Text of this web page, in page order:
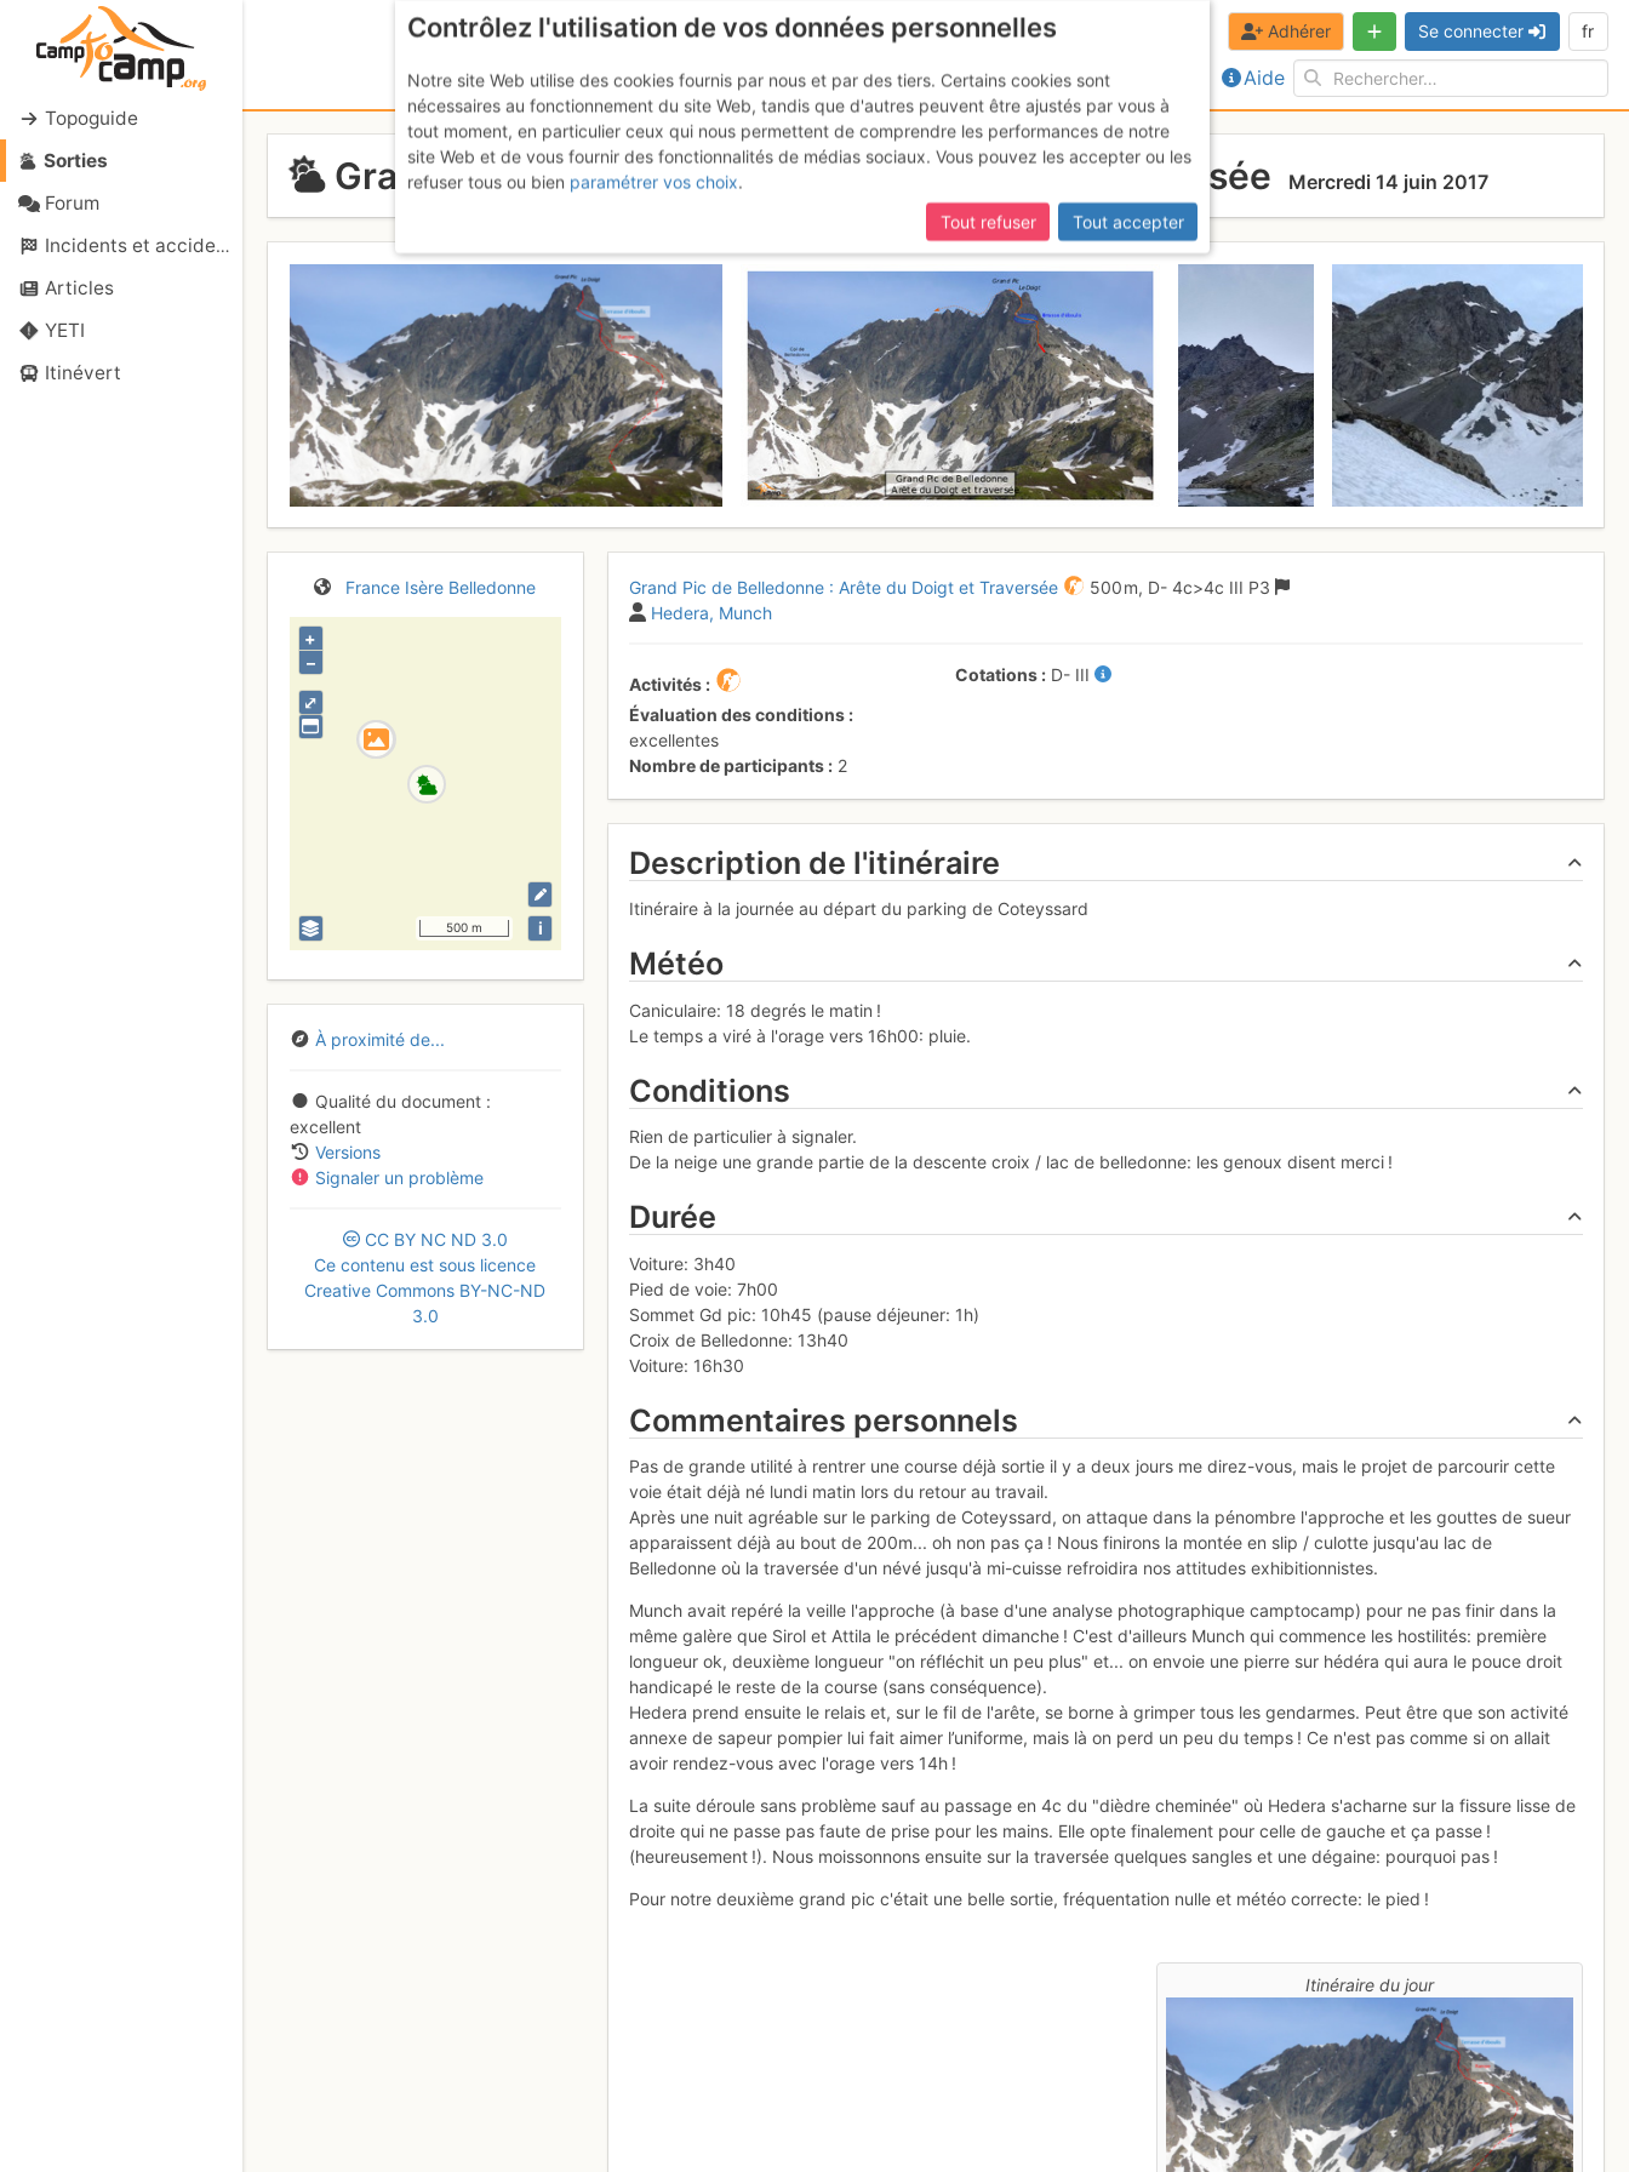
Topoguide
Sorties
Forum
Incidents et accidents
Articles
YETI
Itinévert
Aide
Adhérer Se connecter fr
Grand Pic de Belledonne : Arête du Doigt et Traversée Mercredi 14 juin 2017
France Isère Belledonne
⤢
+
–
500 m i
À proximité de...
Qualité du document
excellent
Versions
Signaler un problème
CC BY NC ND 3.0
Ce contenu est sous licence
Creative Commons BY-NC-ND
3.0
Grand Pic de Belledonne : Arête du Doigt et Traversée 500 m, D-4c>4c III P3
Hedera Munch
Activités
Évaluation des conditions
excellentes
Nombre de participants
2
Cotations D- III
Description de l'itinéraire
Itinéraire à la journée au départ du parking de Coteyssard
Météo
Caniculaire: 18 degrés le matin !
Le temps a viré à l'orage vers 16h00: pluie.
Conditions
Rien de particulier à signaler.
De la neige une grande partie de la descente croix / lac de belledonne: les genoux disent merci !
Durée
Voiture: 3h40
Pied de voie: 7h00
Sommet Gd pic: 10h45 (pause déjeuner: 1h)
Croix de Belledonne: 13h40
Voiture: 16h30
Commentaires personnels
Pas de grande utilité à rentrer une course déjà sortie il y a deux jours me direz-vous, mais le projet de parcourir cette
voie était déjà né lundi matin lors du retour au travail.
Après une nuit agréable sur le parking de Coteyssard, on attaque dans la pénombre l'approche et les gouttes de sueur
apparaissent déjà au bout de 200m... oh non pas ça ! Nous finirons la montée en slip / culotte jusqu'au lac de
Belledonne où la traversée d'un névé jusqu'à mi-cuisse refroidira nos attitudes exhibitionnistes.
Munch avait repéré la veille l'approche (à base d'une analyse photographique camptocamp) pour ne pas finir dans la
même galère que Sirol et Attila le précédent dimanche ! C'est d'ailleurs Munch qui commence les hostilités: première
longueur ok, deuxième longueur "on réfléchit un peu plus" et... on envoie une pierre sur hédéra qui aura le pouce droit
handicapé le reste de la course (sans conséquence).
Hedera prend ensuite le relais et, sur le fil de l'arête, se borne à grimper tous les gendarmes. Peut être que son activité
annexe de sapeur pompier lui fait aimer l’uniforme, mais là on perd un peu du temps ! Ce n'est pas comme si on allait
avoir rendez-vous avec l'orage vers 14h !
La suite déroule sans problème sauf au passage en 4c du "dièdre cheminée" où Hedera s'acharne sur la fissure lisse de
droite qui ne passe pas faute de prise pour les mains. Elle opte finalement pour celle de gauche et ça passe !
(heureusement !). Nous moissonnons ensuite sur la traversée quelques sangles et une dégaine: pourquoi pas !
Pour notre deuxième grand pic c'était une belle sortie, fréquentation nulle et météo correcte: le pied !
Itinéraire du jour
Contrôlez l'utilisation de vos données personnelles
Notre site Web utilise des cookies fournis par nous et par des tiers. Certains cookies sont
nécessaires au fonctionnement du site Web, tandis que d'autres peuvent être ajustés par vous à
tout moment, en particulier ceux qui nous permettent de comprendre les performances de notre
site Web et de vous fournir des fonctionnalités de médias sociaux. Vous pouvez les accepter ou les
refuser tous ou bien paramétrer vos choix.
Tout refuser
Tout accepter